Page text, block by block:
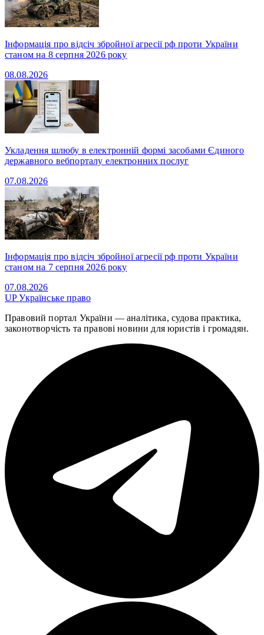
Інформація про відсіч збройної агресії рф проти України
станом на 8 серпня 2026 року
08.08.2026
Укладення шлюбу в електронній формі засобами Єдиного
державного вебпорталу електронних послуг
07.08.2026
Інформація про відсіч збройної агресії рф проти України
станом на 7 серпня 2026 року
07.08.2026
UPУкраїнське право
Правовий портал України — аналітика, судова практика,
законотворчість та правові новини для юристів і громадян.